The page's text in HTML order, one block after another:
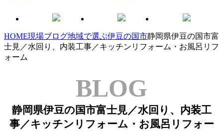
HOME現場ブログ地域で選ぶ伊豆の国市静岡県伊豆の国市富
士見／水回り、内装工事／キッチンリフォーム・お風呂リフ
ォーム
BLOG
静岡県伊豆の国市富士見／水回り、内装工
事／キッチンリフォーム・お風呂リフォー